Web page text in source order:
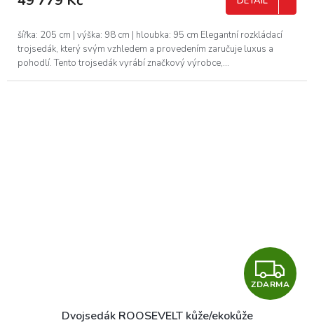
šířka: 205 cm | výška: 98 cm | hloubka: 95 cm Elegantní rozkládací
trojsedák, který svým vzhledem a provedením zaručuje luxus a
pohodlí. Tento trojsedák vyrábí značkový výrobce,...
Z
D
ZDARMA
Dvojsedák ROOSEVELT kůže/ekokůže